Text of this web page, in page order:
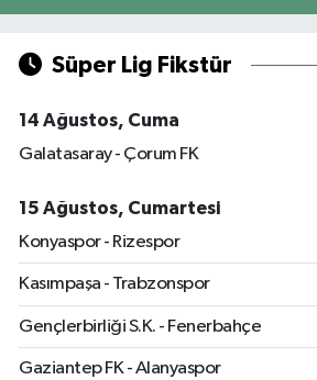
Süper Lig Fikstür
14 Ağustos, Cuma
Galatasaray - Çorum FK
15 Ağustos, Cumartesi
Konyaspor - Rizespor
Kasımpaşa - Trabzonspor
Gençlerbirliği S.K. - Fenerbahçe
Gaziantep FK - Alanyaspor